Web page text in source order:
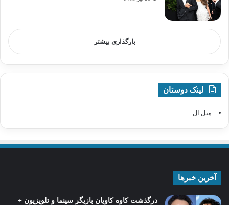
بارگذاری بیشتر
لینک دوستان
مبل ال
آخرین خبرها
درگذشت کاوه کاویان بازیگر سینما و تلویزیون +